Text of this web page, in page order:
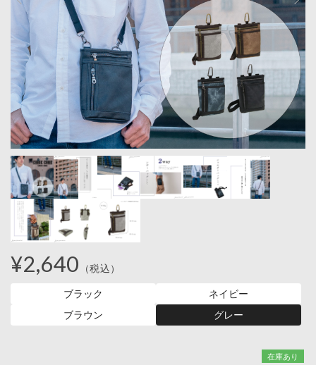
¥2,640 （税込）
ブラック
ネイビー
ブラウン
グレー
在庫あり